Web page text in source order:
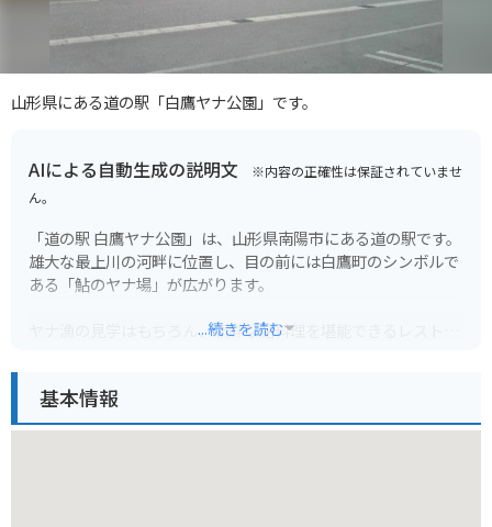
山形県にある道の駅「白鷹ヤナ公園」です。
AIによる自動生成の説明文 ※内容の正確性は保証されていませ
ん。
「道の駅 白鷹ヤナ公園」は、山形県南陽市にある道の駅です。
雄大な最上川の河畔に位置し、目の前には白鷹町のシンボルで
ある「鮎のヤナ場」が広がります。
ヤナ漁の見学はもちろん、新鮮な鮎料理を堪能できるレストラ
バイクで訪れる場合、道の駅には広い駐車場が完備されている
...続きを読む
基本情報